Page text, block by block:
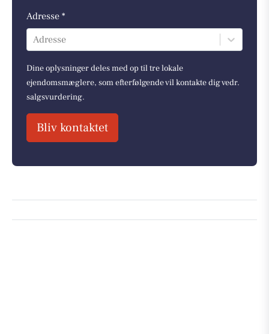
Adresse *
Adresse
Dine oplysninger deles med op til tre lokale
ejendomsmæglere, som efterfølgende vil kontakte dig vedr.
salgsvurdering.
Bliv kontaktet